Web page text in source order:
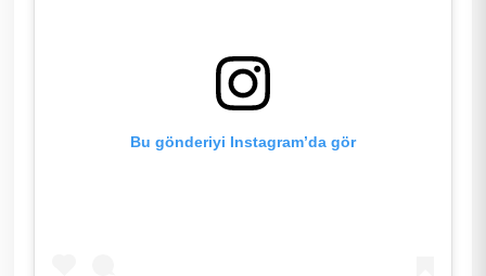
Bu gönderiyi Instagram’da gör